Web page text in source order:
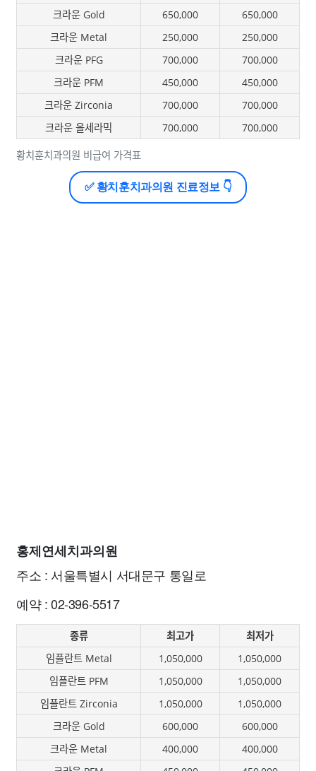
황치훈치과의원 비급여 가격표
크라운 Gold
650,000
650,000
크라운 Metal
250,000
250,000
크라운 PFG
700,000
700,000
크라운 PFM
450,000
450,000
크라운 Zirconia
700,000
700,000
크라운 올세라믹
700,000 700,000
✅ 황치훈치과의원 진료정보 👇
홍제연세치과의원
주소 : 서울특별시 서대문구 통일로
예약 : 02-396-5517
종류 최고가
최저가
임플란트 Metal
1,050,000
1,050,000
임플란트 PFM
1,050,000
1,050,000
임플란트 Zirconia
1,050,000
1,050,000
크라운 Gold
600,000
600,000
크라운 Metal
400,000
400,000